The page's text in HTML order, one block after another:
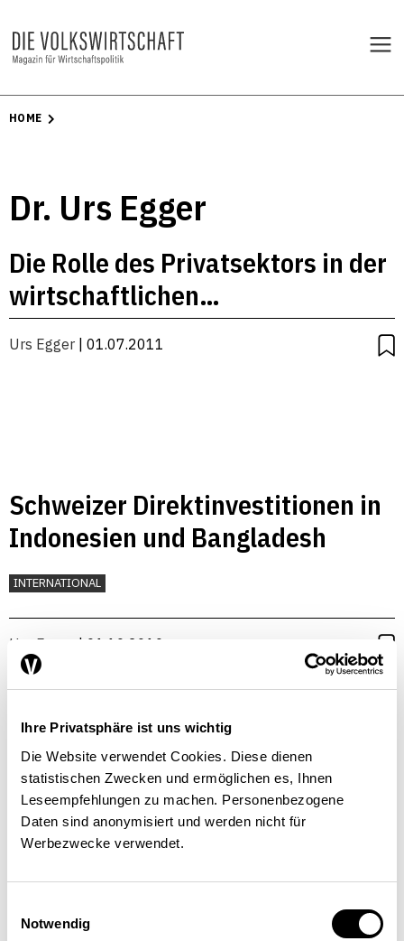
Ihre Privatsphäre ist uns wichtig
Die Website verwendet Cookies. Diese dienen
statistischen Zwecken und ermöglichen es, Ihnen
Leseempfehlungen zu machen. Personenbezogene
Daten sind anonymisiert und werden nicht für
Werbezwecke verwendet.
Notwendig
HOME
Dr. Urs Egger
Die Rolle des Privatsektors in der
wirtschaftlichen
Entwicklungszusammenarbeit im
Wandel
Urs Egger | 01.07.2011
Schweizer Direktinvestitionen in
Indonesien und Bangladesh
INTERNATIONAL
Urs Egger | 01.10.2010